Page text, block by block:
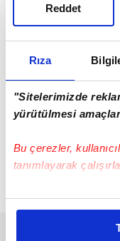
Rıza
"Sitelerimizde
yürütülmesi
Bu çerezler,
tanımlayarak
Bu çerezlere izin
daha iyi reklam
Reddet
Konya Mavi
Ege Ekspresi
Pamukkale
17 Eylül
Uzunköprü-